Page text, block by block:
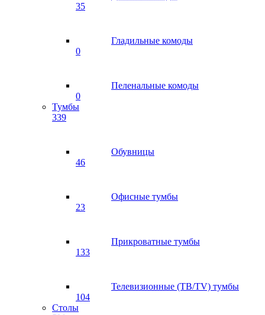
35
Гладильные комоды
0
Пеленальные комоды
0
Тумбы
339
Обувницы
46
Офисные тумбы
23
Прикроватные тумбы
133
Телевизионные (ТВ/TV) тумбы
104
Столы